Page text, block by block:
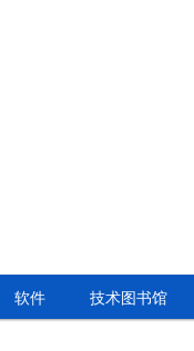
软件 技术图书馆